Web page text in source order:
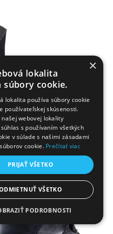
×
lokalita
súbory cookie.
lokalita používa súbory cookie
používateľskej skúsenosti.
našej webovej lokality
s používaním všetkých
v súlade s našimi zásadami
cookie. Prečítať viac
PRIJAŤ VŠETKO
VŠETKO
PODROBNOSTI